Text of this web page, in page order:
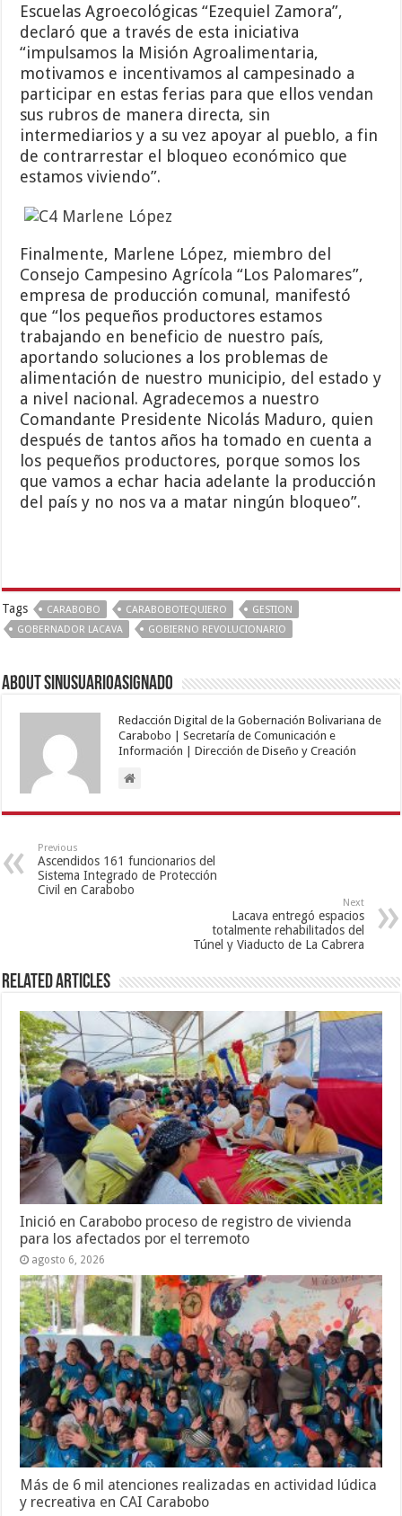
Escuelas Agroecológicas “Ezequiel Zamora”,
declaró que a través de esta iniciativa
“impulsamos la Misión Agroalimentaria,
motivamos e incentivamos al campesinado a
participar en estas ferias para que ellos vendan
sus rubros de manera directa, sin
intermediarios y a su vez apoyar al pueblo, a fin
de contrarrestar el bloqueo económico que
estamos viviendo”.
Finalmente, Marlene López, miembro del
Consejo Campesino Agrícola “Los Palomares”,
empresa de producción comunal, manifestó
que “los pequeños productores estamos
trabajando en beneficio de nuestro país,
aportando soluciones a los problemas de
alimentación de nuestro municipio, del estado y
a nivel nacional. Agradecemos a nuestro
Comandante Presidente Nicolás Maduro, quien
después de tantos años ha tomado en cuenta a
los pequeños productores, porque somos los
que vamos a echar hacia adelante la producción
del país y no nos va a matar ningún bloqueo”.
Tags CARABOBO CARABOBOTEQUIERO
GESTION
GOBERNADOR LACAVA
GOBIERNO REVOLUCIONARIO
About sinusuarioasignado
Redacción Digital de la Gobernación Bolivariana de
Carabobo | Secretaría de Comunicación e
Información | Dirección de Diseño y Creación
Previous
Ascendidos 161 funcionarios del
Sistema Integrado de Protección
Civil en Carabobo
Next
Lacava entregó espacios
totalmente rehabilitados del
Túnel y Viaducto de La Cabrera
Related Articles
Inició en Carabobo proceso de registro de vivienda
para los afectados por el terremoto
agosto 6, 2026
Más de 6 mil atenciones realizadas en actividad lúdica
y recreativa en CAI Carabobo